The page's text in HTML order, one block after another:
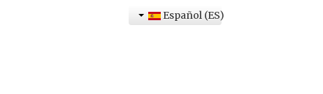
Español (ES)